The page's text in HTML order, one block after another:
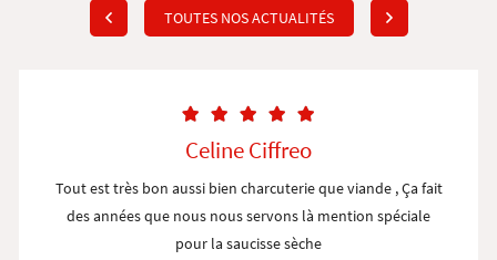
TOUTES NOS ACTUALITÉS
Celine Ciffreo
Tout est très bon aussi bien charcuterie que viande , Ça fait
des années que nous nous servons là mention spéciale
pour la saucisse sèche